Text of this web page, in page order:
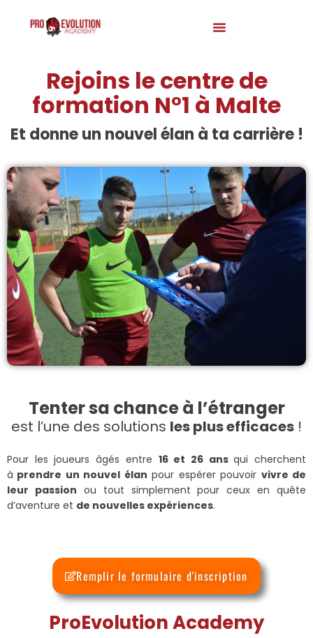
Rejoins le centre de
formation N°1 à Malte
Et donne un nouvel élan à ta carrière !
Tenter sa chance à l’étranger
est l’une des solutions les plus efficaces !
Pour les joueurs âgés entre 16 et 26 ansqui cherchent
à prendre un nouvel élan pour espérer pouvoir vivre de
leur passion ou tout simplement pour ceux en quête
d’aventure et de nouvelles expériences.
Remplir le formulaire d'inscription
ProEvolution Academy